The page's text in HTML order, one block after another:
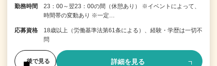
勤務時間
23：00～翌23：00の間（休憩あり） ※イベントによって、
時間帯の変動あり ※一定…
応募資格
18歳以上（労働基準法第61条による）、経験・学歴は一切不
問
後で見る 詳細を見る